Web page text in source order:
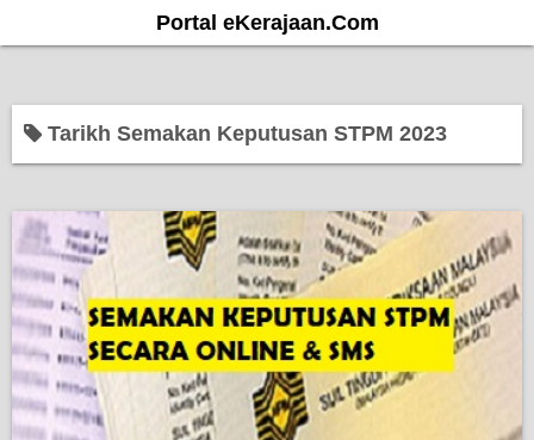
k
Portal eKerajaan.Com
Tarikh Semakan Keputusan STPM 2023